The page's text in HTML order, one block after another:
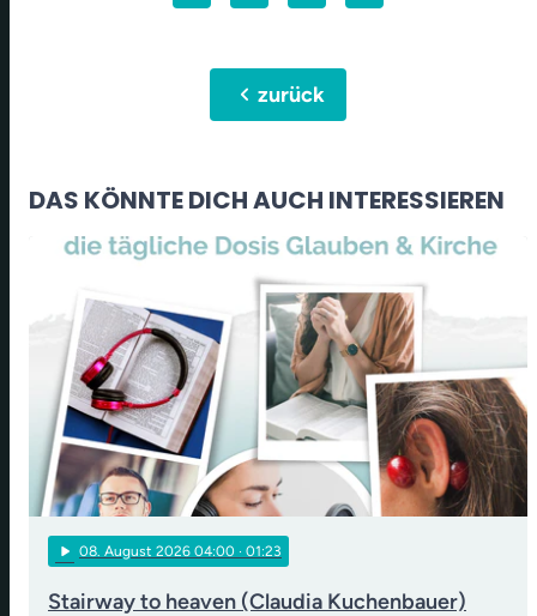
chevron_leftzurück
DAS KÖNNTE DICH AUCH INTERESSIEREN
play_arrow 08. August 2026 04:00 · 01:23
Stairway to heaven (Claudia Kuchenbauer)